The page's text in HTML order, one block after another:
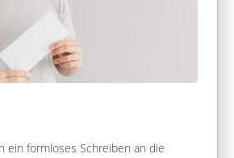
ein formloses Schreiben an die